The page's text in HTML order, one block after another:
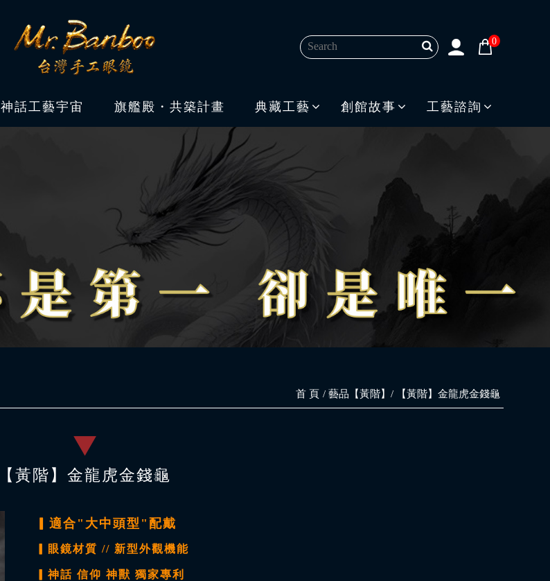
0
神話工藝宇宙 旗艦殿・共築計畫 典藏工藝 創館故事 工藝諮詢
首 頁 藝品【黃階】 【黃階】金龍虎金錢龜
【黃階】金龍虎金錢龜
▎適合"大中頭型"配戴
▎眼鏡材質 // 新型外觀機能
▎神話 信仰 神獸 獨家專利